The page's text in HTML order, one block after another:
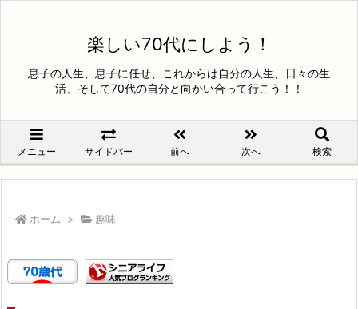
楽しい70代にしよう！
息子の人生、息子に任せ、これからは自分の人生、日々の生
活、そして70代の自分と向かい合って行こう！！
メニュー サイドバー 前へ 次へ 検索
ホーム > 趣味